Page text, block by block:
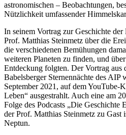
astronomischen – Beobachtungen,
Nützlichkeit umfassender
In seinem Vortrag zur Geschichte
Prof. Matthias Steinmetz über die
die verschiedenen Bemühungen
weiteren Planeten zu finden, und
Entdeckung folgten. Der Vortrag aus
Babelsberger Sternennächte des AIP
September 2021, auf dem YouTube-
Leben“ ausgestrahlt. Auch eine am
Folge des Podcasts „Die Geschichte
der Prof. Matthias Steinmetz zu Gast
Neptun.